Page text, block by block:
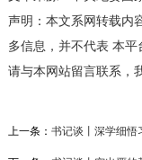
声明：本文系网转载内
多信息，并不代表 本平
请与本网站留言联系，
上一条： 书记谈丨深学细悟